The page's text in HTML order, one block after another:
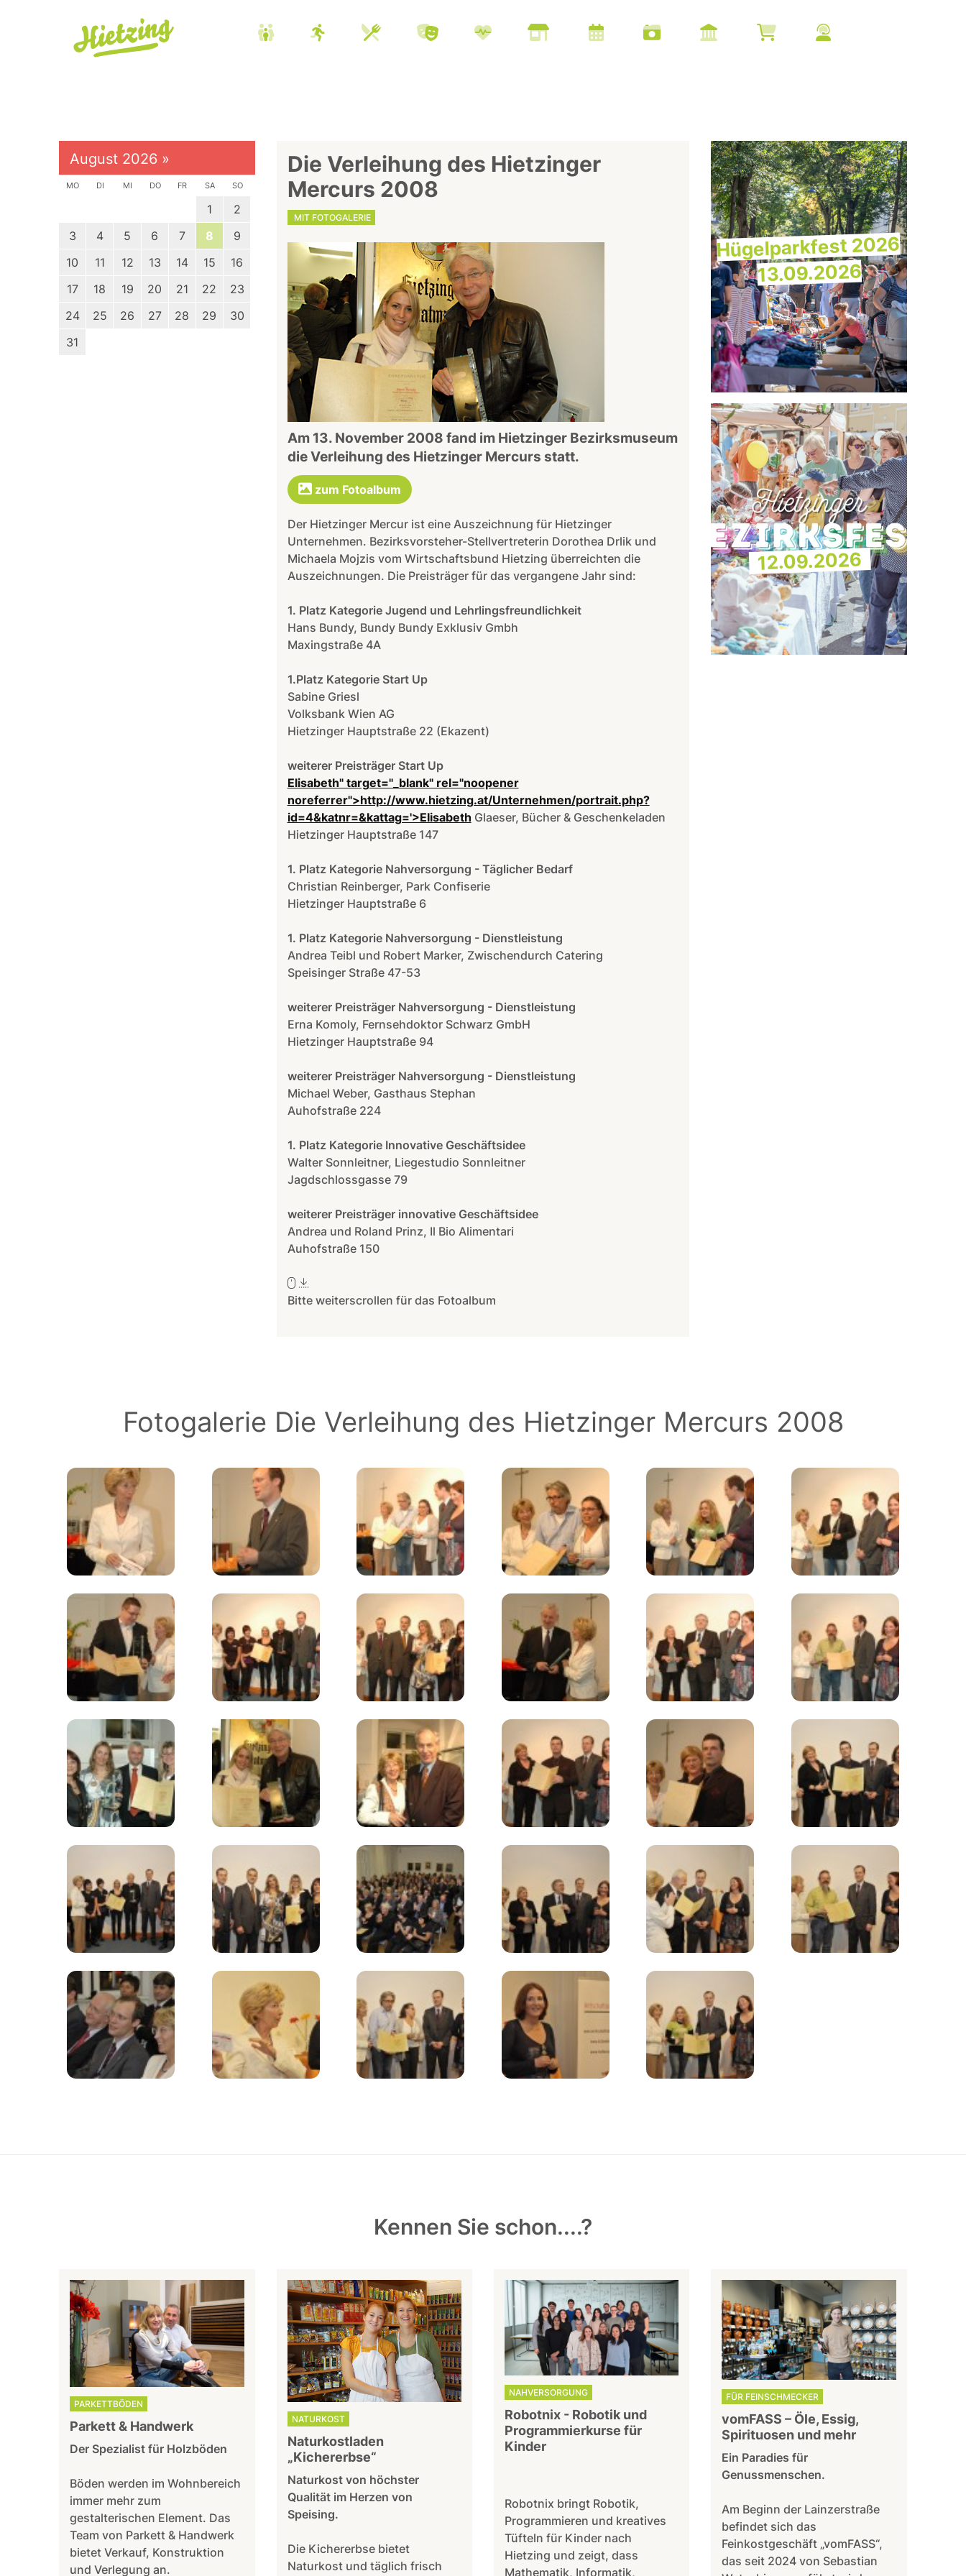
August 2026 »
MO DI MI DO FR SA SO
1
2
3
4 5 6 7 8
9
10
11 12 13 14 15
16
17
18 19 20 21 22
23
24
25 26 27 28 29
30
31
Die Verleihung des Hietzinger
Mercurs 2008
MIT FOTOGALERIE
Am 13. November 2008 fand im Hietzinger Bezirksmuseum
die Verleihung des Hietzinger Mercurs statt.
zum Fotoalbum
Der Hietzinger Mercur ist eine Auszeichnung für Hietzinger
Unternehmen. Bezirksvorsteher-Stellvertreterin Dorothea Drlik und
Michaela Mojzis vom Wirtschaftsbund Hietzing überreichten die
Auszeichnungen. Die Preisträger für das vergangene Jahr sind:
1. Platz Kategorie Jugend und Lehrlingsfreundlichkeit
Hans Bundy, Bundy Bundy Exklusiv Gmbh
Maxingstraße 4A
1.Platz Kategorie Start Up
Sabine Griesl
Volksbank Wien AG
Hietzinger Hauptstraße 22 (Ekazent)
weiterer Preisträger Start Up
Elisabeth" target="_blank" rel="noopener
noreferrer">http://www.hietzing.at/Unternehmen/portrait.php?
id=4&katnr=&kattag='>Elisabeth Glaeser, Bücher & Geschenkeladen
Hietzinger Hauptstraße 147
1. Platz Kategorie Nahversorgung - Täglicher Bedarf
Christian Reinberger, Park Confiserie
Hietzinger Hauptstraße 6
1. Platz Kategorie Nahversorgung - Dienstleistung
Andrea Teibl und Robert Marker, Zwischendurch Catering
Speisinger Straße 47-53
weiterer Preisträger Nahversorgung - Dienstleistung
Erna Komoly, Fernsehdoktor Schwarz GmbH
Hietzinger Hauptstraße 94
weiterer Preisträger Nahversorgung - Dienstleistung
Michael Weber, Gasthaus Stephan
Auhofstraße 224
1. Platz Kategorie Innovative Geschäftsidee
Walter Sonnleitner, Liegestudio Sonnleitner
Jagdschlossgasse 79
weiterer Preisträger innovative Geschäftsidee
Andrea und Roland Prinz, Il Bio Alimentari
Auhofstraße 150
Bitte weiterscrollen für das Fotoalbum
Hügelparkfest 2026
13.09.2026
12.09.2026
Fotogalerie Die Verleihung des Hietzinger Mercurs 2008
Kennen Sie schon....?
PARKETTBÖDEN
Parkett & Handwerk
Der Spezialist für Holzböden
Böden werden im Wohnbereich
immer mehr zum
gestalterischen Element. Das
Team von Parkett & Handwerk
bietet Verkauf, Konstruktion
und Verlegung an.
NATURKOST
Naturkostladen
„Kichererbse“
Naturkost von höchster
Qualität im Herzen von
Speising.
Die Kichererbse bietet
Naturkost und täglich frisch
NAHVERSORGUNG
Robotnix - Robotik und
Programmierkurse für
Kinder
Robotnix bringt Robotik,
Programmieren und kreatives
Tüfteln für Kinder nach
Hietzing und zeigt, dass
Mathematik, Informatik,
FÜR FEINSCHMECKER
vomFASS – Öle, Essig,
Spirituosen und mehr
Ein Paradies für
Genussmenschen.
Am Beginn der Lainzerstraße
befindet sich das
Feinkostgeschäft „vomFASS“,
das seit 2024 von Sebastian